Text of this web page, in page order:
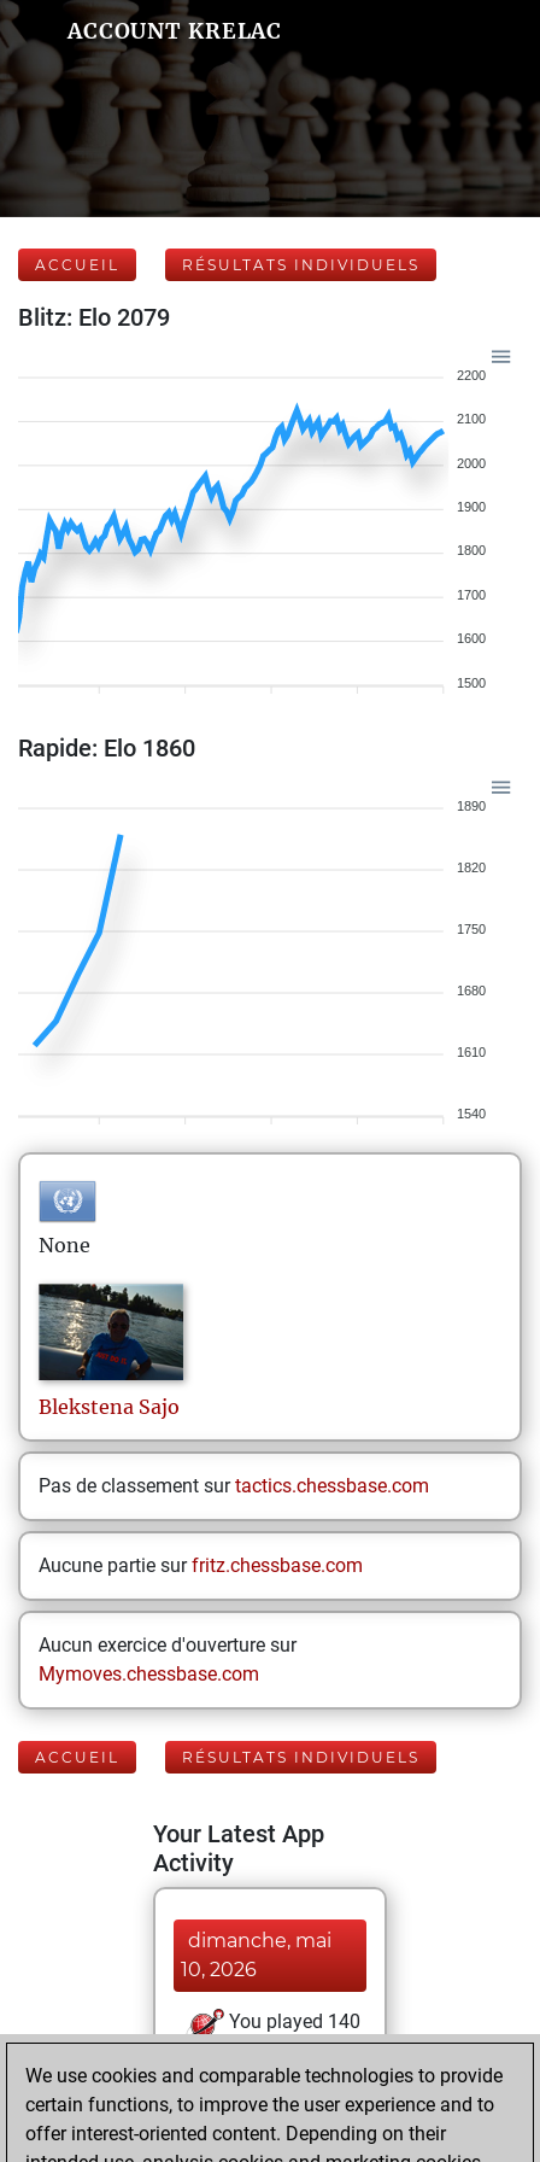
ACCOUNT KRELAC
ACCUEIL RÉSULTATS INDIVIDUELS
Blitz: Elo 2079
2200
2100
2000
1900
1800
1700
1600
1500
Rapide: Elo 1860
1890
1820
1750
1680
1610
1540
None
Blekstena Sajo
Pas de classement surtactics.chessbase.com
Aucune partie surfritz.chessbase.com
Aucun exercice d'ouverture sur
Mymoves.chessbase.com
ACCUEIL RÉSULTATS INDIVIDUELS
Your Latest App
Activity
dimanche, mai
10, 2026
You played 140
You scored +96
=8 -36 in blitz
We use cookies and comparable technologies to provide
certain functions, to improve the user experience and to
offer interest-oriented content. Depending on their